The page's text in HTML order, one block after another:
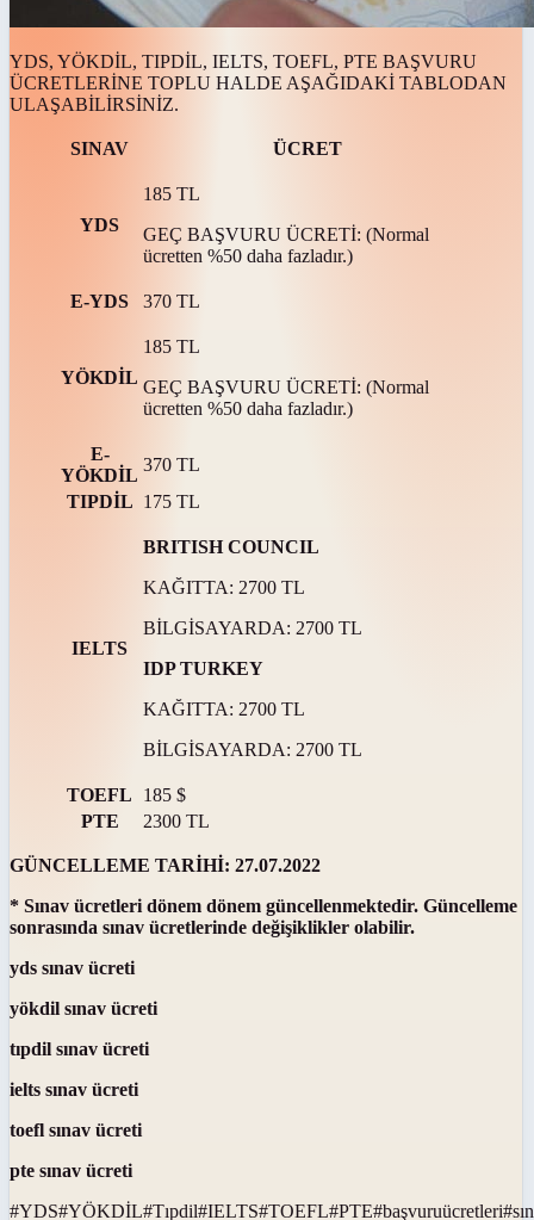
YDS, YÖKDİL, TIPDİL, IELTS, TOEFL, PTE BAŞVURU
ÜCRETLERİNE TOPLU HALDE AŞAĞIDAKİ TABLODAN
ULAŞABİLİRSİNİZ.
SINAV ÜCRET
YDS
185 TL
GEÇ BAŞVURU ÜCRETİ: (Normal
ücretten %50 daha fazladır.)
E-YDS 370 TL
YÖKDİL
185 TL
GEÇ BAŞVURU ÜCRETİ: (Normal
ücretten %50 daha fazladır.)
E-
YÖKDİL
370 TL
TIPDİL 175 TL
IELTS
BRITISH COUNCIL
KAĞITTA: 2700 TL
BİLGİSAYARDA: 2700 TL
IDP TURKEY
KAĞITTA: 2700 TL
BİLGİSAYARDA: 2700 TL
TOEFL
185 $
PTE
2300 TL
GÜNCELLEME TARİHİ: 27.07.2022
* Sınav ücretleri dönem dönem güncellenmektedir. Güncelleme
sonrasında sınav ücretlerinde değişiklikler olabilir.
yds sınav ücreti
yökdil sınav ücreti
tıpdil sınav ücreti
ielts sınav ücreti
toefl sınav ücreti
pte sınav ücreti
#YDS#YÖKDİL#Tıpdil#IELTS#TOEFL#PTE#başvuruücretleri#